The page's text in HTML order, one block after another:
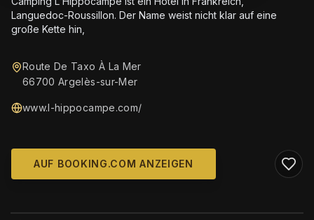
Languedoc-Roussillon. Der Name weist nicht klar auf eine
große Kette hin,
Route De Taxo À La Mer
66700 Argelès-sur-Mer
www.l-hippocampe.com/
AUF BOOKING.COM ANZEIGEN